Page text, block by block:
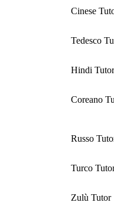
Cinese
Tedesco
Hindi Tutor
Coreano
Russo
Turco
Zulù Tutor